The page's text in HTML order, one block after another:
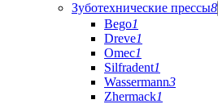
Зуботехнические прессы8
Bego1
Dreve1
Omec1
Silfradent1
Wassermann3
Zhermack1